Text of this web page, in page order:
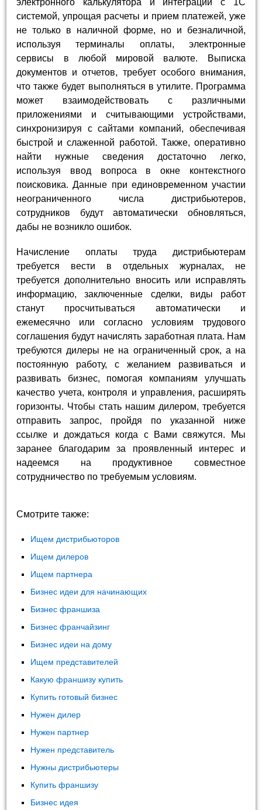
электронного калькулятора и интеграции с 1С
системой, упрощая расчеты и прием платежей, уже
не только в наличной форме, но и безналичной,
используя терминалы оплаты, электронные
сервисы в любой мировой валюте. Выписка
документов и отчетов, требует особого внимания,
что также будет выполняться в утилите. Программа
может взаимодействовать с различными
приложениями и считывающими устройствами,
синхронизируя с сайтами компаний, обеспечивая
быстрой и слаженной работой. Также, оперативно
найти нужные сведения достаточно легко,
используя ввод вопроса в окне контекстного
поисковика. Данные при единовременном участии
неограниченного числа дистрибьютеров,
сотрудников будут автоматически обновляться,
дабы не возникло ошибок.
Начисление оплаты труда дистрибьютерам
требуется вести в отдельных журналах, не
требуется дополнительно вносить или исправлять
информацию, заключенные сделки, виды работ
станут просчитываться автоматически и
ежемесячно или согласно условиям трудового
соглашения будут начислять заработная плата. Нам
требуются дилеры не на ограниченный срок, а на
постоянную работу, с желанием развиваться и
развивать бизнес, помогая компаниям улучшать
качество учета, контроля и управления, расширять
горизонты. Чтобы стать нашим дилером, требуется
отправить запрос, пройдя по указанной ниже
ссылке и дождаться когда с Вами свяжутся. Мы
заранее благодарим за проявленный интерес и
надеемся на продуктивное совместное
сотрудничество по требуемым условиям.
Смотрите также:
Ищем дистрибьюторов
Ищем дилеров
Ищем партнера
Бизнес идеи для начинающих
Бизнес франшиза
Бизнес франчайзинг
Бизнес идеи на дому
Ищем представителей
Какую франшизу купить
Купить готовый бизнес
Нужен дилер
Нужен партнер
Нужен представитель
Нужны дистрибьютеры
Купить франшизу
Бизнес идея